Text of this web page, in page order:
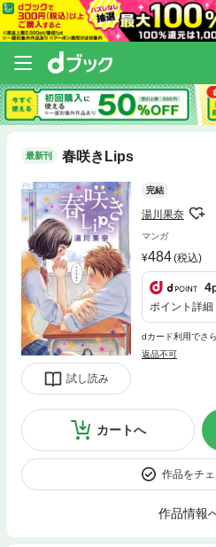
最新刊 春咲きLips
試し読み
完結
湯川果奈
マンガ
484(税込)
4
ポイント詳細
dカード利用でさ
返品不可
カートへ
作品をチ
作品情報